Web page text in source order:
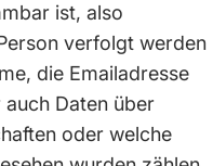
ist, also
verfolgt werden
die Emailadresse
Daten über
oder welche